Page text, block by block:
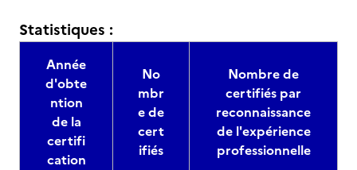
Statistiques :
Année
d'obte
ntion
de la
certifi
cation
No
mbr
e de
cert
ifiés
Nombre de
certifiés par
reconnaissance
de l'expérience
professionnelle